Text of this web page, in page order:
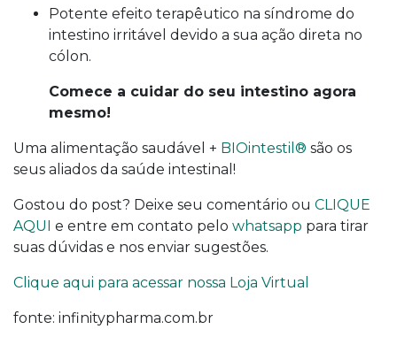
Potente efeito terapêutico na síndrome do
intestino irritável devido a sua ação direta no
cólon.
Comece a cuidar do seu intestino agora
mesmo!
Uma alimentação saudável + BIOintestil® são os
seus aliados da saúde intestinal!
Gostou do post? Deixe seu comentário ou CLIQUE
AQUI e entre em contato pelo whatsapp para tirar
suas dúvidas e nos enviar sugestões.
Clique aqui para acessar nossa Loja Virtual
fonte: infinitypharma.com.br